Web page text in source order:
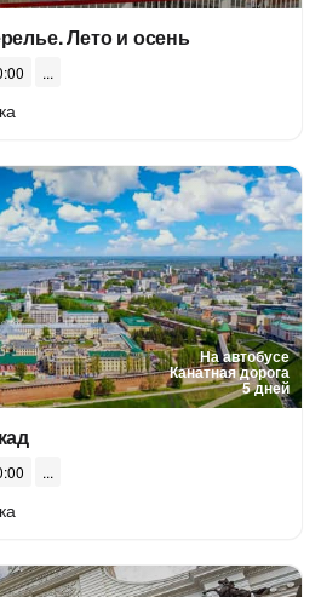
Лето и осень
На автобусе
Канатная дорога
5 дней